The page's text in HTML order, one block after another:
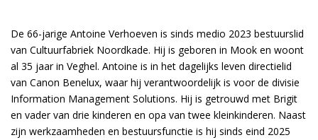
De 66-jarige Antoine Verhoeven is sinds medio 2023 bestuurslid
van Cultuurfabriek Noordkade. Hij is geboren in Mook en woont
al 35 jaar in Veghel. Antoine is in het dagelijks leven directielid
van Canon Benelux, waar hij verantwoordelijk is voor de divisie
Information Management Solutions. Hij is getrouwd met Brigit
en vader van drie kinderen en opa van twee kleinkinderen. Naast
zijn werkzaamheden en bestuursfunctie is hij sinds eind 2025